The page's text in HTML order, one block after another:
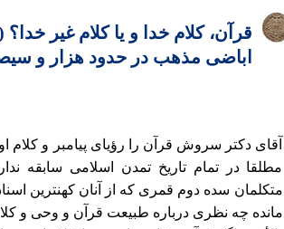
قرآن، کلام خدا و يا کلام غير خدا؟
اباضی مذهب در حدود هزار و
آقای دکتر سروش قرآن را رؤيای پيامبر و کلام
مطلقا در تمام تاريخ تمدن اسلامی سابقه
متکلمان سده دوم قمری که از آنان کهنترين
مانده چه نظری درباره طبيعت قرآن و وحی و